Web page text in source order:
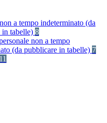
a tempo indeterminato (da
in tabelle) 8
non a tempo
(da pubblicare in tabelle) 7
11